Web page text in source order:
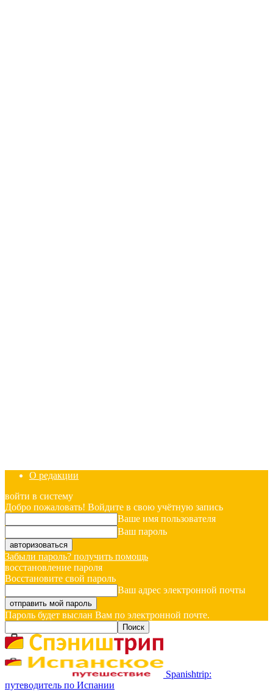
О редакции
войти в систему
Добро пожаловать! Войдите в свою учётную запись
Ваше имя пользователя
Ваш пароль
Забыли пароль? получить помощь
восстановление пароля
Восстановите свой пароль
Ваш адрес электронной почты
Пароль будет выслан Вам по электронной почте.
Spanishtrip:
путеводитель по Испании